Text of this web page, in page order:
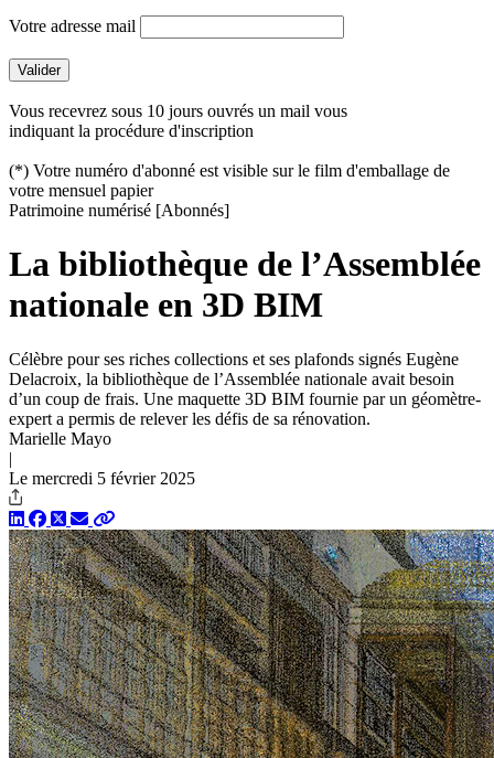
Votre adresse mail
Vous recevrez sous 10 jours ouvrés un mail vous
indiquant la procédure d'inscription
(*) Votre numéro d'abonné est visible sur le film d'emballage de
votre mensuel papier
Patrimoine numérisé [Abonnés]
La bibliothèque de l’Assemblée
nationale en 3D BIM
Célèbre pour ses riches collections et ses plafonds signés Eugène
Delacroix, la bibliothèque de l’Assemblée nationale avait besoin
d’un coup de frais. Une maquette 3D BIM fournie par un géomètre-
expert a permis de relever les défis de sa rénovation.
Marielle Mayo
|
Le mercredi 5 février 2025